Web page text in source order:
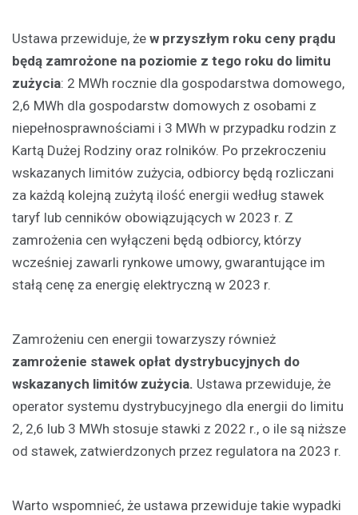
Ustawa przewiduje, że w przyszłym roku ceny prądu
będą zamrożone na poziomie z tego roku do limitu
zużycia: 2 MWh rocznie dla gospodarstwa domowego,
2,6 MWh dla gospodarstw domowych z osobami z
niepełnosprawnościami i 3 MWh w przypadku rodzin z
Kartą Dużej Rodziny oraz rolników. Po przekroczeniu
wskazanych limitów zużycia, odbiorcy będą rozliczani
za każdą kolejną zużytą ilość energii według stawek
taryf lub cenników obowiązujących w 2023 r. Z
zamrożenia cen wyłączeni będą odbiorcy, którzy
wcześniej zawarli rynkowe umowy, gwarantujące im
stałą cenę za energię elektryczną w 2023 r.
Zamrożeniu cen energii towarzyszy również
zamrożenie stawek opłat dystrybucyjnych do
wskazanych limitów zużycia. Ustawa przewiduje, że
operator systemu dystrybucyjnego dla energii do limitu
2, 2,6 lub 3 MWh stosuje stawki z 2022 r., o ile są niższe
od stawek, zatwierdzonych przez regulatora na 2023 r.
Warto wspomnieć, że ustawa przewiduje takie wypadki